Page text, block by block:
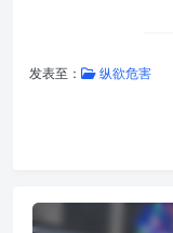
发表至： 纵欲危害